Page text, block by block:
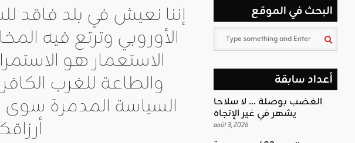
إننا نعيش في بلد فاقد
الأوروبي وترتع فيه
الاستعمار هو
والطاعة للغرب
السياسة المدمرة
البحث في الموقع
أعداد سابقة
الغضب بوصلة … لا سلاحا
يشهر في غير الإتجاه
août 3, 2026